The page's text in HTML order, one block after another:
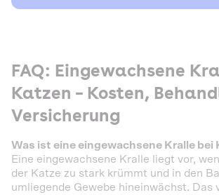
FAQ: Eingewachsene
Katzen – Kosten,
Versicherung
Was ist eine eingewachsene Kralle bei
Eine eingewachsene Kralle liegt vor,
der Katze zu stark krümmt und in den
umliegende Gewebe hineinwächst. Das